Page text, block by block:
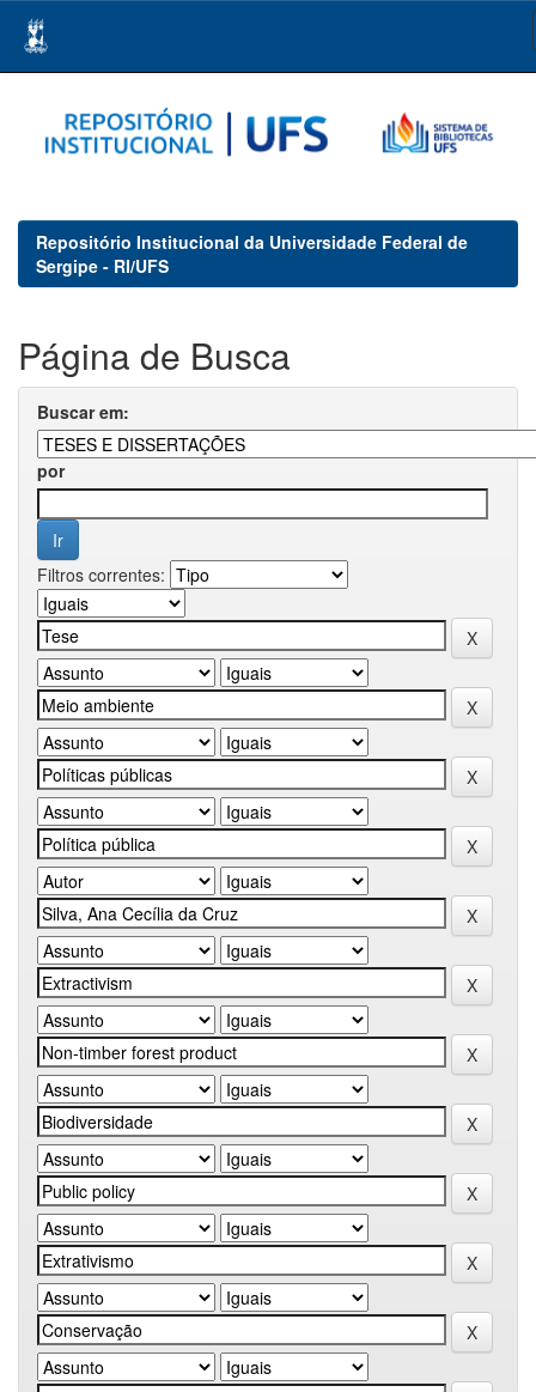
navigation
Repositório Institucional da Universidade Federal de
Sergipe - RI/UFS
Página de Busca
Buscar em:
por
Filtros correntes: